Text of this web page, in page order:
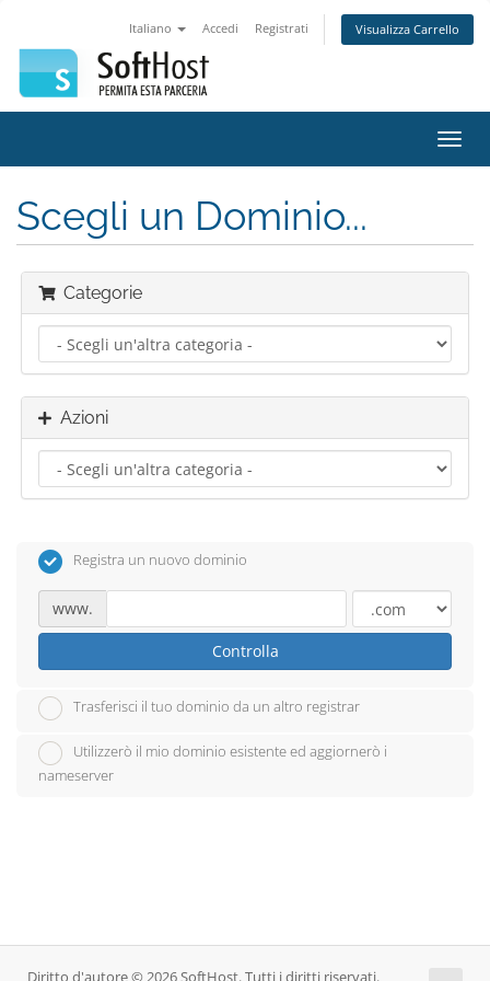
Italiano Accedi Registrati Visualizza Carrello
Attiva
Scegli un Dominio...
Categorie
Azioni
Registra un nuovo dominio
www.
Controlla
Trasferisci il tuo dominio da un altro registrar
Utilizzerò il mio dominio esistente ed aggiornerò i
nameserver
Diritto d'autore © 2026 SoftHost. Tutti i diritti riservati.